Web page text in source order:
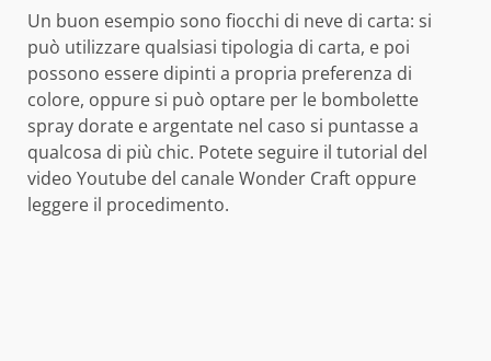
Un buon esempio sono fiocchi di neve di carta: si
può utilizzare qualsiasi tipologia di carta, e poi
possono essere dipinti a propria preferenza di
colore, oppure si può optare per le bombolette
spray dorate e argentate nel caso si puntasse a
qualcosa di più chic. Potete seguire il tutorial del
video Youtube del canale Wonder Craft oppure
leggere il procedimento.